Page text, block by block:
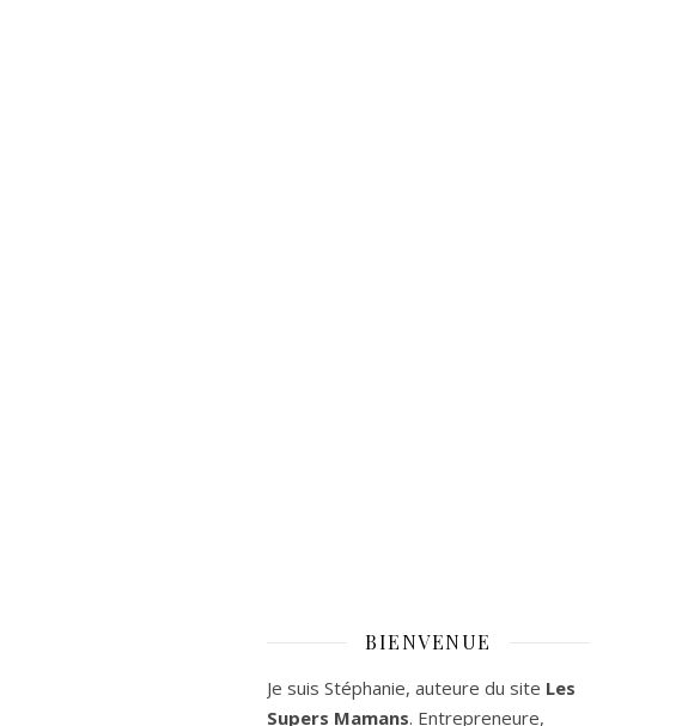
BIENVENUE
Je suis Stéphanie, auteure du site Les
Supers Mamans. Entrepreneure,